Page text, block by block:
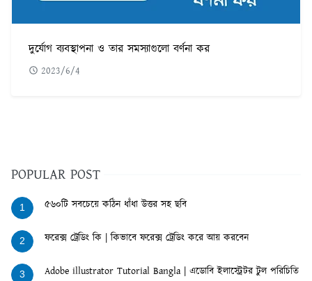
দুর্যোগ ব্যবস্থাপনা ও তার সমস্যাগুলো বর্ণনা কর
2023/6/4
POPULAR POST
1 ৫৬০টি সবচেয়ে কঠিন ধাঁধা উত্তর সহ ছবি
2 ফরেক্স ট্রেডিং কি | কিভাবে ফরেক্স ট্রেডিং করে আয় করবেন
3 Adobe illustrator Tutorial Bangla | এডোবি ইলাস্ট্রেটর টুল পরিচিতি